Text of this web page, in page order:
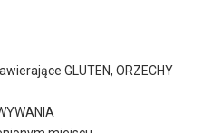
GLUTEN, ORZECHY